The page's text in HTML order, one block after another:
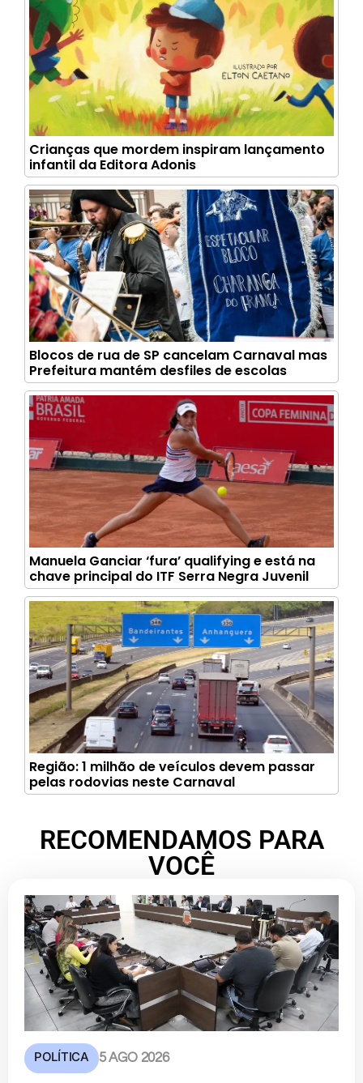
Crianças que mordem inspiram lançamento
infantil da Editora Adonis
Blocos de rua de SP cancelam Carnaval mas
Prefeitura mantém desfiles de escolas
Manuela Ganciar ‘fura’ qualifying e está na
chave principal do ITF Serra Negra Juvenil
Região: 1 milhão de veículos devem passar
pelas rodovias neste Carnaval
RECOMENDAMOS PARA
VOCÊ
POLÍTICA 5 AGO 2026